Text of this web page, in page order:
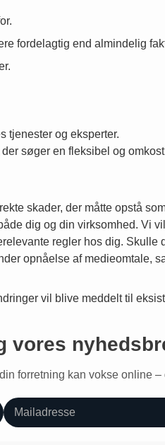
fordelagtig end almindelig
tjenester og eksperter.
søger en fleksibel og
skader, der måtte opstå
dig og din virksomhed. Vi
regler hos dig.
opnåelse af medieomtale,
vil blive meddelt til
vores
forretning kan vokse online